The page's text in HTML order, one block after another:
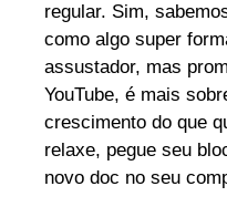
regular. Sim,
como algo super
assustador, mas
YouTube, é mais
crescimento do que
relaxe, pegue seu
novo doc no seu